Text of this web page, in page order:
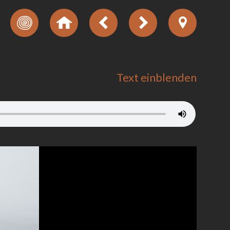
Text einblenden